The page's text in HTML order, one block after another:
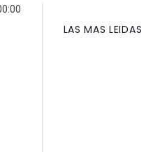
LAS MAS LEIDAS